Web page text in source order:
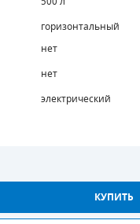
горизонтальный
нет
нет
электрический
КУПИТЬ